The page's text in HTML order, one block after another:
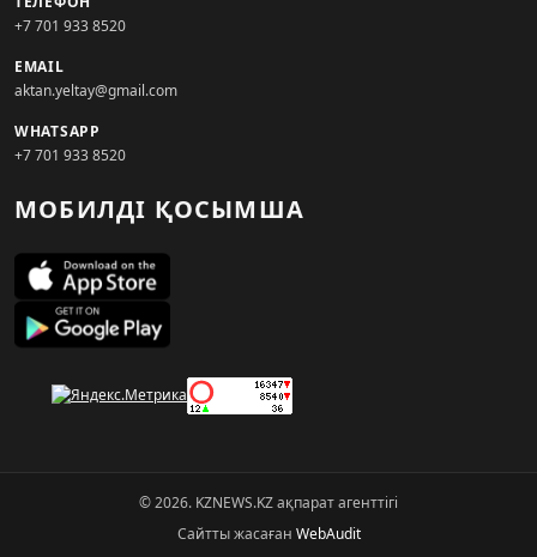
+7 701 933 8520
EMAIL
aktan.yeltay@gmail.com
WHATSAPP
+7 701 933 8520
МОБИЛДІ ҚОСЫМША
© 2026. KZNEWS.KZ ақпарат агенттігі
Сайтты жасаған WebAudit